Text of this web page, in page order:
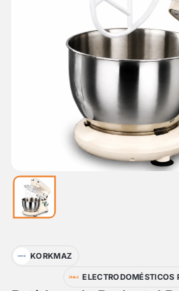
KORKMAZ
ELECTRODOMÉSTICOS